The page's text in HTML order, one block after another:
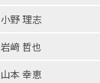
小野 理志
岩﨑 哲也
山本 幸恵